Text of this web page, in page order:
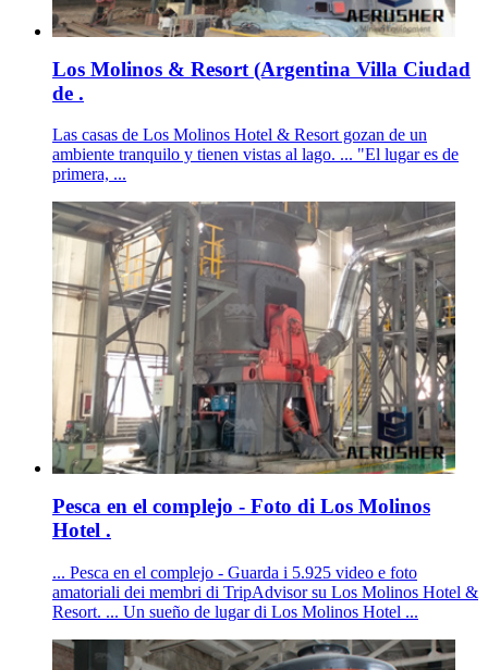
Los Molinos & Resort (Argentina Villa Ciudad
de .
Las casas de Los Molinos Hotel & Resort gozan de un
ambiente tranquilo y tienen vistas al lago. ... "El lugar es de
primera, ...
Pesca en el complejo - Foto di Los Molinos
Hotel .
... Pesca en el complejo - Guarda i 5.925 video e foto
amatoriali dei membri di TripAdvisor su Los Molinos Hotel &
Resort. ... Un sueño de lugar di Los Molinos Hotel ...